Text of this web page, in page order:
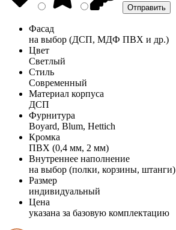
Фасад
на выбор (ДСП, МДФ ПВХ и др.)
Цвет
Светлый
Стиль
Современный
Материал корпуса
ДСП
Фурнитура
Boyard, Blum, Hettich
Кромка
ПВХ (0,4 мм, 2 мм)
Внутреннее наполнение
на выбор (полки, корзины, штанги)
Размер
индивидуальный
Цена
указана за базовую комплектацию